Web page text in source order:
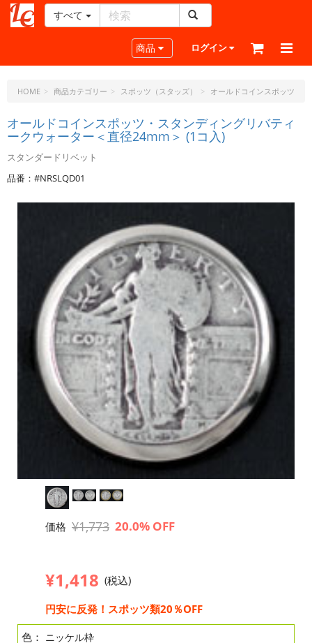
ー
ラ
ト・
ド
ッ
ト・
ジ
すべて
Toggle navigation
商品 ログイン
HOME 商品カテゴリー スポッツ（スタッズ） オールドコインスポッツ
オールドコインスポッツ・スタンディングリバティ
ークウォーター＜直径24mm＞ (1コ入)
スタンダードリベット
品番：#NRSLQD01
価格 ¥1,773 20.0% OFF
¥1,418 (税込)
円安に反発！スポッツ類20％OFF
色： ニッケル枠